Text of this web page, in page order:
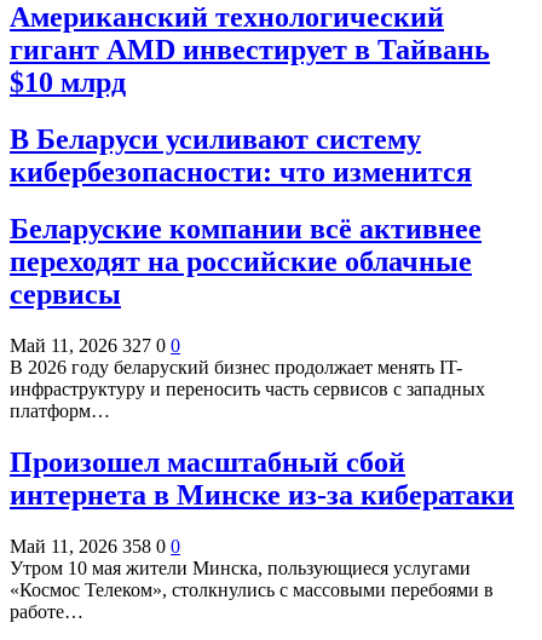
Американский технологический
гигант AMD инвестирует в Тайвань
$10 млрд
В Беларуси усиливают систему
кибербезопасности: что изменится
Беларуские компании всё активнее
переходят на российские облачные
сервисы
Май 11, 2026 327 0 0
В 2026 году беларуский бизнес продолжает менять IT-
инфраструктуру и переносить часть сервисов с западных
платформ…
Произошел масштабный сбой
интернета в Минске из-за кибератаки
Май 11, 2026 358 0 0
Утром 10 мая жители Минска, пользующиеся услугами
«Космос Телеком», столкнулись с массовыми перебоями в
работе…